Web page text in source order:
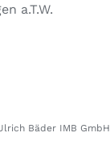
a.T.W.
Bäder IMB GmbH